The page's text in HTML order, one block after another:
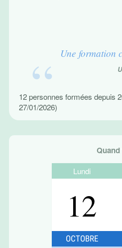
Une formation
12 personnes formées depuis
27/01/2026)
Quand
Lundi
12
OCTOBRE